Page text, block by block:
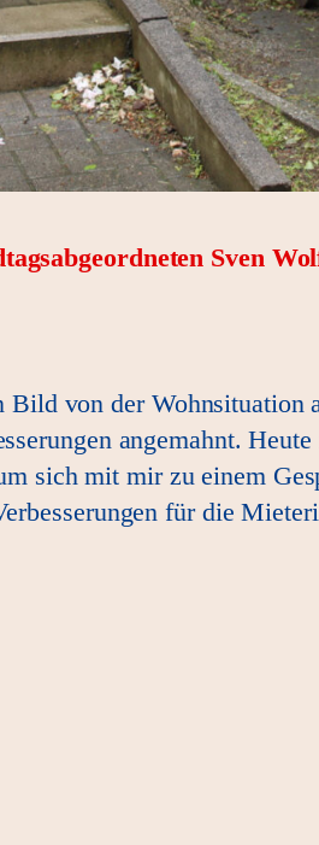
Sven
von der
angemahnt.
sich mit mir zu einem
für die